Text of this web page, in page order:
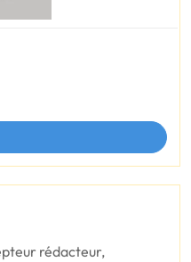
rédacteur,